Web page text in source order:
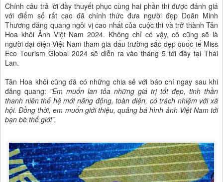
Chính câu trả lời đầy thuyết phục cùng hai phần thi được đánh giá
với điểm số rất cao đã chính thức đưa người đẹp Doãn Minh
Thương đăng quang ngôi vị cao nhất của cuộc thi và trở thành Tân
Hoa khôi Ảnh Việt Nam 2024. Không chỉ có vậy, cô cũng sẽ là
người đại diện Việt Nam tham gia đấu trường sắc đẹp quốc tế Miss
Eco Tourism Global 2024 sẽ diễn ra vào tháng 5 tới đây tại Thái
Lan.
Tân Hoa khôi cũng đã có những chia sẻ với báo chí ngay sau khi
đăng quang: "Em muốn lan tỏa những giá trị tốt đẹp, tinh thần
thanh niên thế hệ mới năng động, toàn diện, có trách nhiệm với xã
hội. Đồng thời, em muốn giới thiệu, quảng bá hình ảnh Việt Nam tới
bạn bè thế giới".